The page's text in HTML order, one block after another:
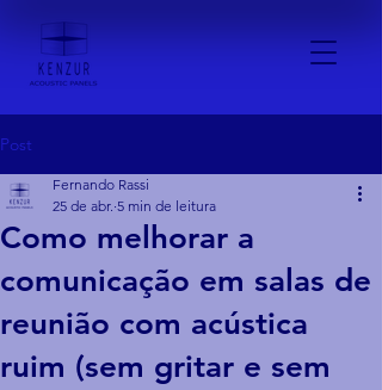
Post
Como melhorar a
comunicação em salas de
reunião com acústica
ruim (sem gritar e sem
Fernando Rassi
25 de abr. 5 min de leitura